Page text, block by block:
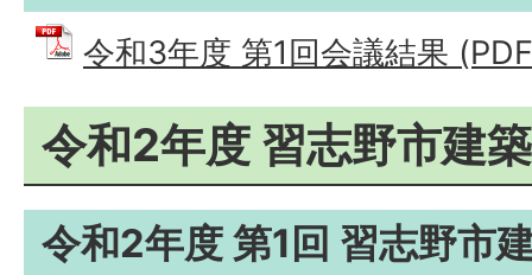
令和3年度 第1回会議結果
令和2年度 習志野市建
令和2年度 第1回 習志野市